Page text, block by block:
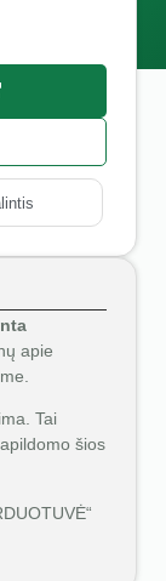
apie
Tai
šios